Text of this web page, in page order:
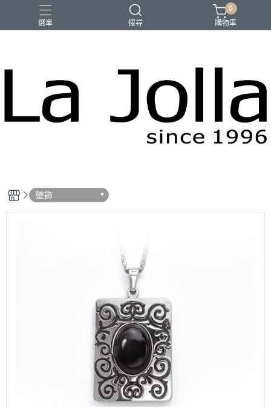
選單 搜尋
咖啡 母親節禮物
0
購物車
墜飾